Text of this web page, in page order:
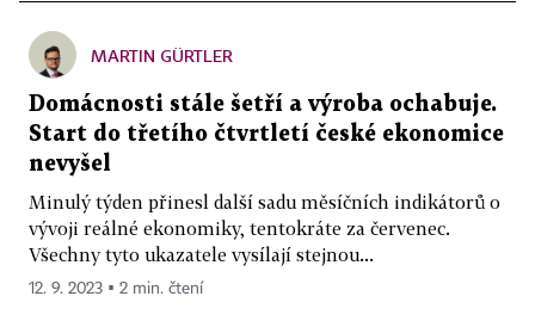
MARTIN GÜRTLER
Domácnosti stále šetří a výroba ochabuje.
Start do třetího čtvrtletí české ekonomice
nevyšel
Minulý týden přinesl další sadu měsíčních indikátorů o
vývoji reálné ekonomiky, tentokráte za červenec.
Všechny tyto ukazatele vysílají stejnou...
12. 9. 2023 ▪ 2 min. čtení